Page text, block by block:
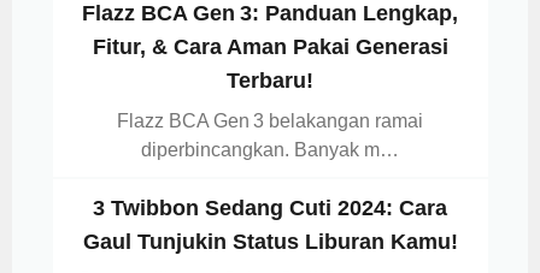
Flazz BCA Gen 3: Panduan Lengkap,
Fitur, & Cara Aman Pakai Generasi
Terbaru!
Flazz BCA Gen 3 belakangan ramai
diperbincangkan. Banyak m…
3 Twibbon Sedang Cuti 2024: Cara
Gaul Tunjukin Status Liburan Kamu!